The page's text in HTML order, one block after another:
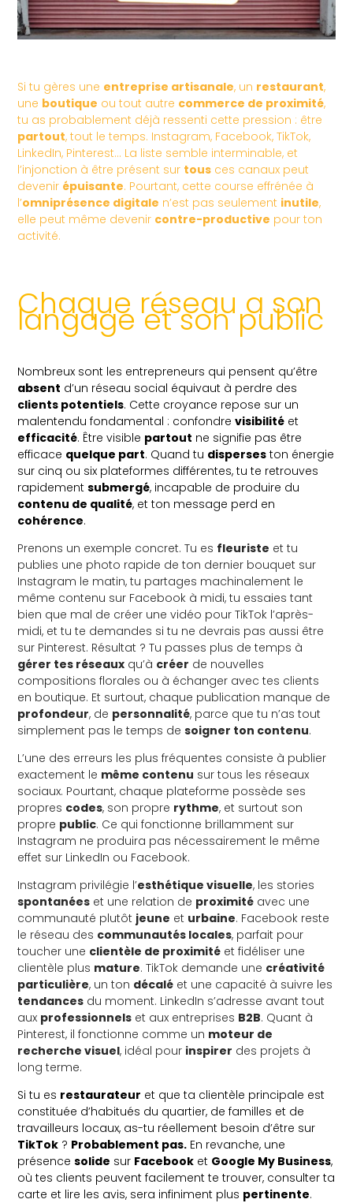
Si tu gères une entreprise artisanale, un restaurant,
une boutique ou tout autre commerce de proximité,
tu as probablement déjà ressenti cette pression : être
partout, tout le temps. Instagram, Facebook, TikTok,
LinkedIn, Pinterest… La liste semble interminable, et
l’injonction à être présent sur tous ces canaux peut
devenir épuisante. Pourtant, cette course effrénée à
l’omniprésence digitale n’est pas seulement inutile,
elle peut même devenir contre-productive pour ton
activité.
Chaque réseau a son
langage et son public
Nombreux sont les entrepreneurs qui pensent qu’être
absent d’un réseau social équivaut à perdre des
clients potentiels. Cette croyance repose sur un
malentendu fondamental : confondrevisibilité et
efficacité. Être visible partout ne signifie pas être
efficace quelque part. Quand tu disperses ton énergie
sur cinq ou six plateformes différentes, tu te retrouves
rapidementsubmergé, incapable de produire du
contenu de qualité, et ton message perd en
cohérence.
Prenons un exemple concret. Tu es fleuriste et tu
publies une photo rapide de ton dernier bouquet sur
Instagram le matin, tu partages machinalement le
même contenu sur Facebook à midi, tu essaies tant
bien que mal de créer une vidéo pour TikTok l’après-
midi, et tu te demandes si tu ne devrais pas aussi être
sur Pinterest. Résultat ? Tu passes plus de temps à
gérer tes réseaux qu’à créer de nouvelles
compositions florales ou à échanger avec tes clients
en boutique. Et surtout, chaque publication manque de
profondeur, de personnalité, parce que tu n’as tout
simplement pas le temps desoigner ton contenu.
L’une des erreurs les plus fréquentes consiste à publier
exactement le même contenu sur tous les réseaux
sociaux. Pourtant, chaque plateforme possède ses
propres codes, son propre rythme, et surtout son
propre public. Ce qui fonctionne brillamment sur
Instagram ne produira pas nécessairement le même
effet sur LinkedIn ou Facebook.
Instagram privilégie l’esthétique visuelle, les stories
spontanées et une relation de proximité avec une
communauté plutôt jeune et urbaine. Facebook reste
le réseau des communautés locales, parfait pour
toucher une clientèle de proximité et fidéliser une
clientèle plus mature. TikTok demande une créativité
particulière, un ton décalé et une capacité à suivre les
tendances du moment. LinkedIn s’adresse avant tout
aux professionnels et aux entreprises B2B. Quant à
Pinterest, il fonctionne comme un moteur de
recherche visuel, idéal pour inspirer des projets à
long terme.
Si tu es restaurateur et que ta clientèle principale est
constituée d’habitués du quartier, de familles et de
travailleurs locaux, as-tu réellement besoin d’être sur
TikTok ? Probablement pas. En revanche, une
présencesolide sur Facebook et Google My Business,
où tes clients peuvent facilement te trouver, consulter ta
carte et lire les avis, sera infiniment plus pertinente.